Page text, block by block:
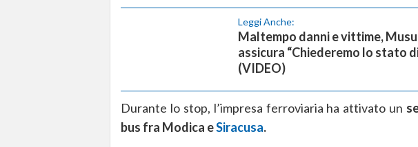
Leggi Anche:
Maltempo danni e vittime,
assicura “Chiederemo lo stato
(VIDEO)
Durante lo stop, l’impresa ferroviaria ha attivato un
bus fra Modica eSiracusa.